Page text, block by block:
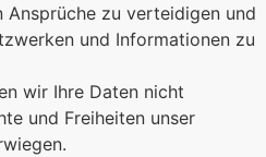
Ansprüche zu verteidigen und
und Informationen zu
wir Ihre Daten nicht
und Freiheiten unser